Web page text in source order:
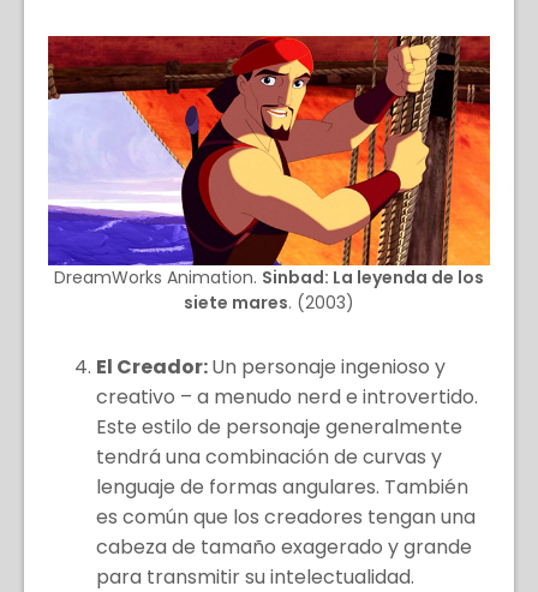
DreamWorks Animation. Sinbad: La leyenda de los
siete mares. (2003)
El Creador:Un personaje ingenioso y
creativo – a menudo nerd e introvertido.
Este estilo de personaje generalmente
tendrá una combinación de curvas y
lenguaje de formas angulares. También
es común que los creadores tengan una
cabeza de tamaño exagerado y grande
para transmitir su intelectualidad.